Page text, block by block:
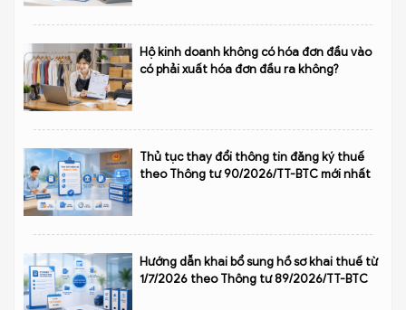
Hộ kinh doanh không có hóa đơn đầu vào
có phải xuất hóa đơn đầu ra không?
Thủ tục thay đổi thông tin đăng ký thuế
theo Thông tư 90/2026/TT-BTC mới nhất
Hướng dẫn khai bổ sung hồ sơ khai thuế từ
1/7/2026 theo Thông tư 89/2026/TT-BTC